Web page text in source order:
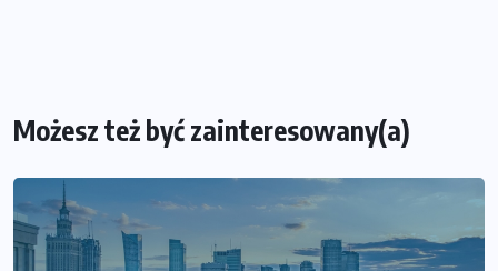
Możesz też być zainteresowany(a)